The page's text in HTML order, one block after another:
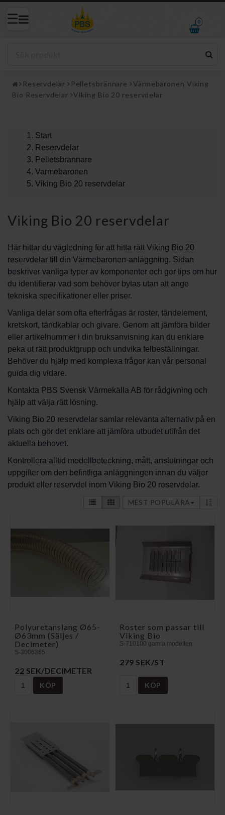
0
Reservdelar Pelletsbrännare
Värmebaronen Viking
Bio Reservdelar
Viking Bio 20 reservdelar
Start
Reservdelar
Pelletsbrannare
Varmebaronen
Viking Bio 20 reservdelar
Viking Bio 20 reservdelar
Här hittar du vägledning för att hitta rätt Viking Bio 20
reservdelar till din Värmebaronen-anläggning. Sidan
beskriver vanliga typer av komponenter och ger tips om hur
du identifierar vad som behöver bytas utan att ange
tekniska specifikationer eller priser.
Vanliga delar som ofta efterfrågas är roster, tändelement,
kretskort, tändkablar och givare. Genom att jämföra bilder
eller artikelnummer i din bruksanvisning kan du enklare
peka ut rätt produktgrupp och undvika felbeställningar.
Behöver du hjälp med komplexa frågor kan vår personal
guida dig vidare.
Kontakta PBS Svensk Värmekälla AB för rådgivning och
hjälp att välja rätt lösning.
Viking Bio 20 reservdelar samlar relevanta alternativ på en
plats och gör det enklare att jämföra utbudet utifrån det
aktuella behovet.
Kontrollera alltid modellbeteckning, mått, anslutningar och
uppgifter om den befintliga anläggningen innan du väljer
produkt eller reservdel inom Viking Bio 20 reservdelar.
MEST POPULÄRA
Polyuretanslang Ø65-
Ø63mm (Säljes /
Decimeter)
S-3006365
22 SEK/DECIMETER
KÖP
Roster som passar till
Viking Bio
S-710100 gamla modellen
279 SEK/ST
KÖP